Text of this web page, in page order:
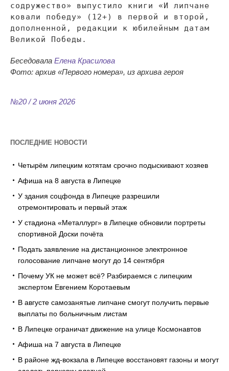
содружество» выпустило книги «И
липчане
ковали победу» (12+) в первой и
второй,
дополненной, редакции к
юбилейным датам
Великой Победы.
Беседовала Елена Красилова
Фото: архив «Первого номера», из архива героя
№20 / 2 июня 2026
ПОСЛЕДНИЕ НОВОСТИ
Четырём липецким котятам срочно подыскивают хозяев
Афиша на 8 августа в Липецке
У здания соцфонда в Липецке разрешили
отремонтировать и первый этаж
У стадиона «Металлург» в Липецке обновили портреты
спортивной Доски почёта
Подать заявление на дистанционное электронное
голосование липчане могут до 14 сентября
Почему УК не может всё? Разбираемся с липецким
экспертом Евгением Коротаевым
В августе самозанятые липчане смогут получить первые
выплаты по больничным листам
В Липецке ограничат движение на улице Космонавтов
Афиша на 7 августа в Липецке
В районе жд-вокзала в Липецке восстановят газоны и могут